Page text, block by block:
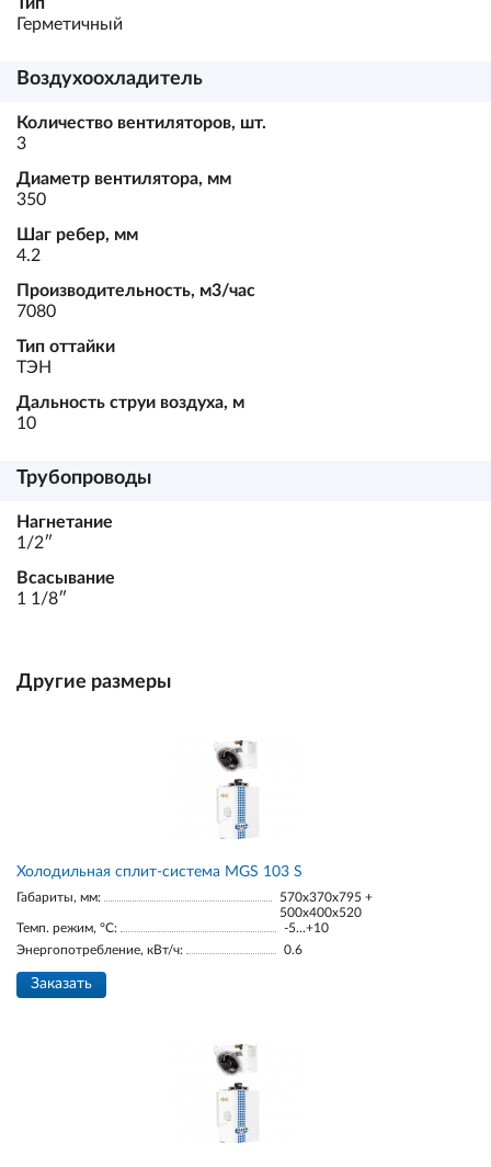
Герметичный
Воздухоохладитель
Количество вентиляторов, шт.
3
Диаметр вентилятора, мм
350
Шаг ребер, мм
4.2
Производительность, м3/час
7080
Тип оттайки
ТЭН
Дальность струи воздуха, м
10
Трубопроводы
Нагнетание
1/2ʺ
Всасывание
1 1/8ʺ
Другие размеры
Холодильная сплит-система MGS 103 S
Габариты, мм:
570x370x795 +
500x400x520
Темп. режим, °С:
-5...+10
Энергопотребление, кВт/ч:
0.6
Заказать